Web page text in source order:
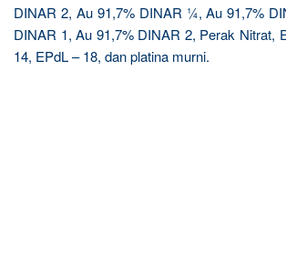
DINAR 2, Au 91,7% DINAR ¼, Au 91,7%
DINAR 1, Au 91,7% DINAR 2, Perak Nitrat,
14, EPdL – 18, dan platina murni.